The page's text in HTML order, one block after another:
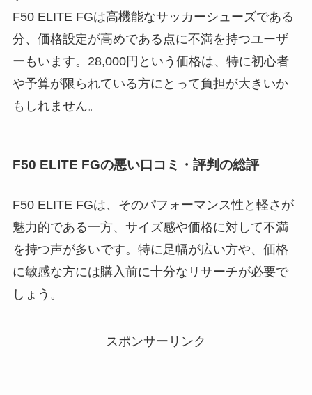
F50 ELITE FGは高機能なサッカーシューズである
分、価格設定が高めである点に不満を持つユーザ
ーもいます。28,000円という価格は、特に初心者
や予算が限られている方にとって負担が大きいか
もしれません。
F50 ELITE FGの悪い口コミ・評判の総評
F50 ELITE FGは、そのパフォーマンス性と軽さが
魅力的である一方、サイズ感や価格に対して不満
を持つ声が多いです。特に足幅が広い方や、価格
に敏感な方には購入前に十分なリサーチが必要で
しょう。
スポンサーリンク